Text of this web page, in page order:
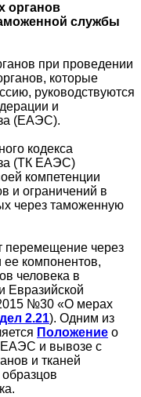
органов
службы
при проведении
которые
руководствуются
и
(ЕАЭС).
кодекса
(ТК ЕАЭС)
компетенции
и ограничений в
через таможенную
перемещение через
ее компонентов,
человека в
Евразийской
№30 «О мерах
2.21). Одним из
Положение о
ЕАЭС и вывозе с
и тканей